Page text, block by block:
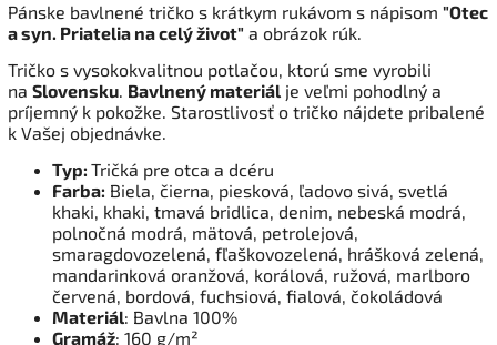
Pánske bavlnené tričko s krátkym rukávom s nápisom "Otec
a syn. Priatelia na celý život" a obrázok rúk.
Tričko s vysokokvalitnou potlačou, ktorú sme vyrobili
na Slovensku. Bavlnený materiál je veľmi pohodlný a
príjemný k pokožke. Starostlivosť o tričko nájdete pribalené
k Vašej objednávke.
Typ: Tričká pre otca a dcéru
Farba: Biela, čierna, piesková, ľadovo sivá, svetlá
khaki, khaki, tmavá bridlica, denim, nebeská modrá,
polnočná modrá, mätová, petrolejová,
smaragdovozelená, fľaškovozelená, hrášková zelená,
mandarinková oranžová, korálová, ružová, marlboro
červená, bordová, fuchsiová, fialová, čokoládová
Materiál: Bavlna 100%
Gramáž: 160 g/m²